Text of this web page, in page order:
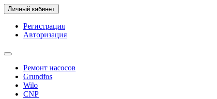
Личный кабинет
Регистрация
Авторизация
Ремонт насосов
Grundfos
Wilo
CNP